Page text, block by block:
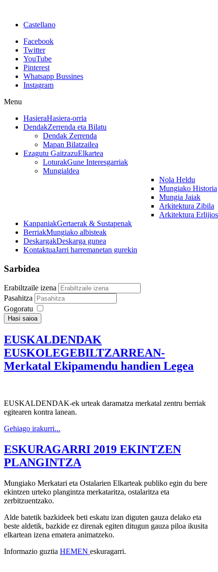
Castellano
Facebook
Twitter
YouTube
Pinterest
Whatsapp Bussines
Instagram
Menu
HasieraHasiera-orria
DendakZerrenda eta Bilatu
Dendak Zerrenda
Mapan Bilatzailea
Ezagutu GaitzazuElkartea
LoturakGune Interesgarriak
Mungialdea
Nola Heldu
Mungiako Historia
Mungia Jaiak
Arkitektura Zibila
Arkitektura
KanpaniakGertaerak & Sustapenak
BerriakMungiako albisteak
DeskargakDeskarga gunea
KontaktuaJarri harremanetan gurekin
Sarbidea
Erabiltzaile izena
Pasahitza
Gogoratu
Hasi saioa
EUSKALDENDAK
EUSKOLEGEBILTZARREAN-
Merkatal Ekipamendu handien Legea
EUSKALDENDAK-ek urteak daramatza merkatal zentru berriak
egitearen kontra lanean.
Gehiago irakurri...
ESKURAGARRI 2019 EKINTZEN
PLANGINTZA
Mungiako Merkatari eta Ostalarien Elkarteak publiko egin du bere
ekintzen urteko plangintza merkataritza, ostalaritza eta
zerbitzuentzako.
Alde batetik bazkideek beti eskatu izan diguten gauza delako eta
beste aldetik, bazkide ez direnak egiten ditugun gauza piloa ikusita
elkartean izena ematera animatzeko.
Informazio guztia HEMEN eskuragarri.